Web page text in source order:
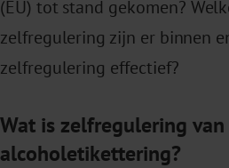
(EU) tot stand gekomen?
zelfregulering zijn er binnen
zelfregulering effectief?
Wat is zelfregulering van
alcoholetikettering?